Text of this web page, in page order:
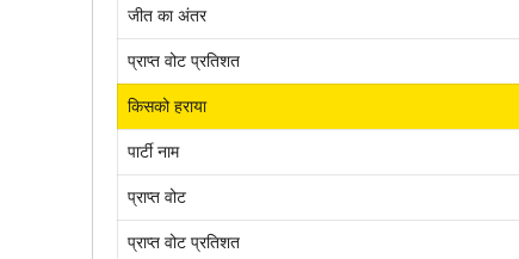
जीत का अंतर
प्राप्त वोट प्रतिशत
किसको हराया
पार्टी नाम
प्राप्त वोट
प्राप्त वोट प्रतिशत